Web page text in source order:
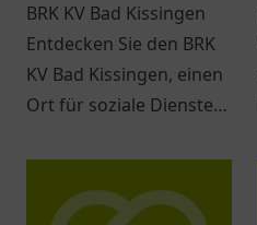
BRK KV Bad Kissingen
Entdecken Sie den BRK
KV Bad Kissingen, einen
Ort für soziale Dienste
Bad Kissingen.